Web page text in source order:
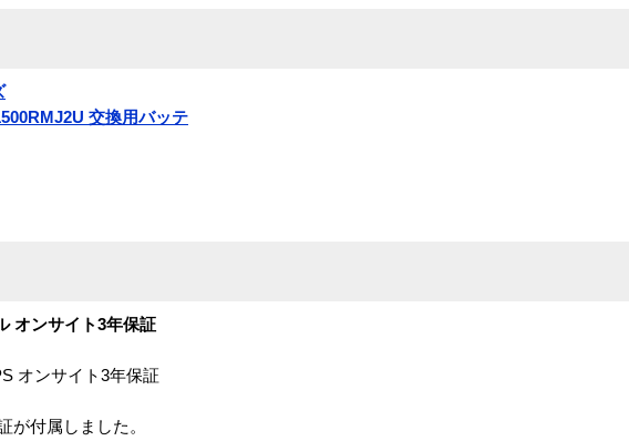
交換用バッテ
オンサイト3年保証
オンサイト3年保証
が付属しました。